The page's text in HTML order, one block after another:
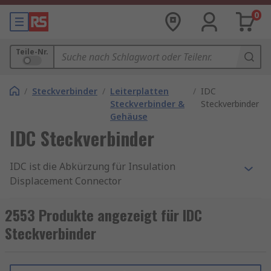
0
Teile-Nr.
/ Steckverbinder / Leiterplatten
Steckverbinder &
Gehäuse
/ IDC
Steckverbinder
IDC Steckverbinder
IDC ist die Abkürzung für Insulation
Displacement Connector
Steckverbinder wurden für Flachbandkabel und
Telekommunikationsanwendungen entwickelt.
Sie werden auch als Insulation-Piercing Contacts
2553 Produkte angezeigt für IDC
Steckverbinder